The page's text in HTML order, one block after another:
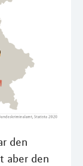
den
aber den